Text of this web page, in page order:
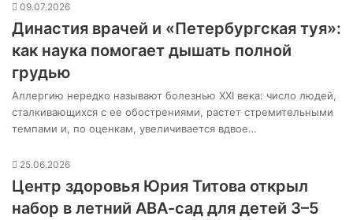
09.07.2026
Династия врачей и «Петербургская туя»:
как наука помогает дышать полной
грудью
Аллергию нередко называют болезнью XXI века: число людей,
сталкивающихся с ее обострениями, растет стремительными
темпами и, по оценкам, увеличивается вдвое…
25.06.2026
Центр здоровья Юрия Титова открыл
набор в летний АВА-сад для детей 3–5